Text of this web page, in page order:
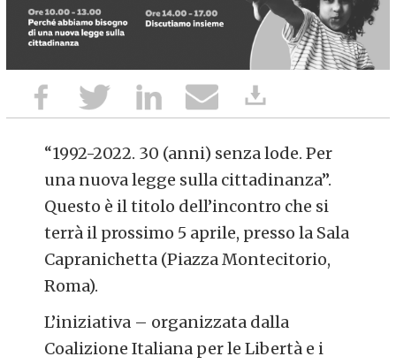
“1992-2022. 30 (anni) senza lode. Per
una nuova legge sulla cittadinanza”.
Questo è il titolo dell’incontro che si
terrà il prossimo 5 aprile, presso la Sala
Capranichetta (Piazza Montecitorio,
Roma).
L’iniziativa – organizzata dalla
Coalizione Italiana per le Libertà e i